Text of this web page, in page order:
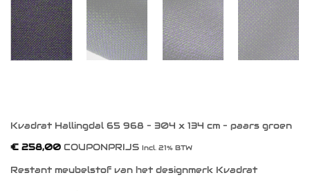
Kvadrat Hallingdal 65 968 – 304 x 134 cm – paars groen
€ 258,00 COUPONPRIJS Incl. 21% BTW
Restant meubelstof van het designmerk Kvadrat